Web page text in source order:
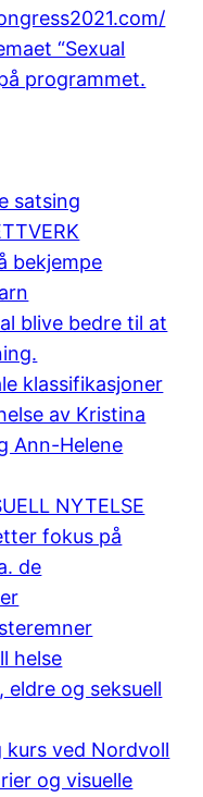
“Sexual
programmet.
satsing
bekjempe
blive bedre til at
klassifikasjoner
av Kristina
Ann-Helene
NYTELSE
fokus på
de
helse
eldre og seksuell
ved Nordvoll
og visuelle